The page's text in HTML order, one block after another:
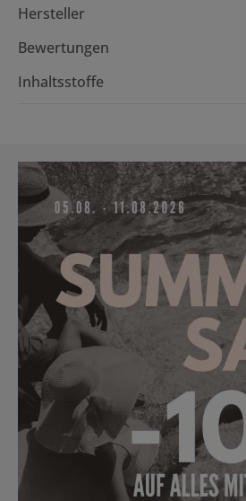
Hersteller
Bewertungen
Inhaltsstoffe